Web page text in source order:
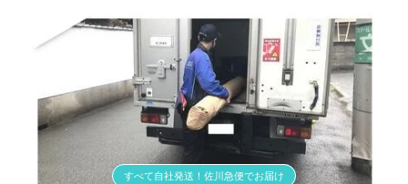
すべて自社発送！佐川急便でお届け